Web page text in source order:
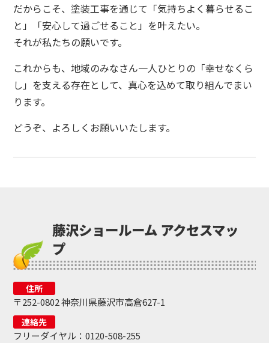
だからこそ、塗装工事を通じて「気持ちよく暮らせるこ
と」「安心して過ごせること」を叶えたい。
それが私たちの願いです。
これからも、地域のみなさん一人ひとりの「幸せなくら
し」を支える存在として、真心を込めて取り組んでまい
ります。
どうぞ、よろしくお願いいたします。
藤沢ショールーム アクセスマッ
プ
住所
〒252-0802 神奈川県藤沢市高倉627-1
連絡先
フリーダイヤル：0120-508-255